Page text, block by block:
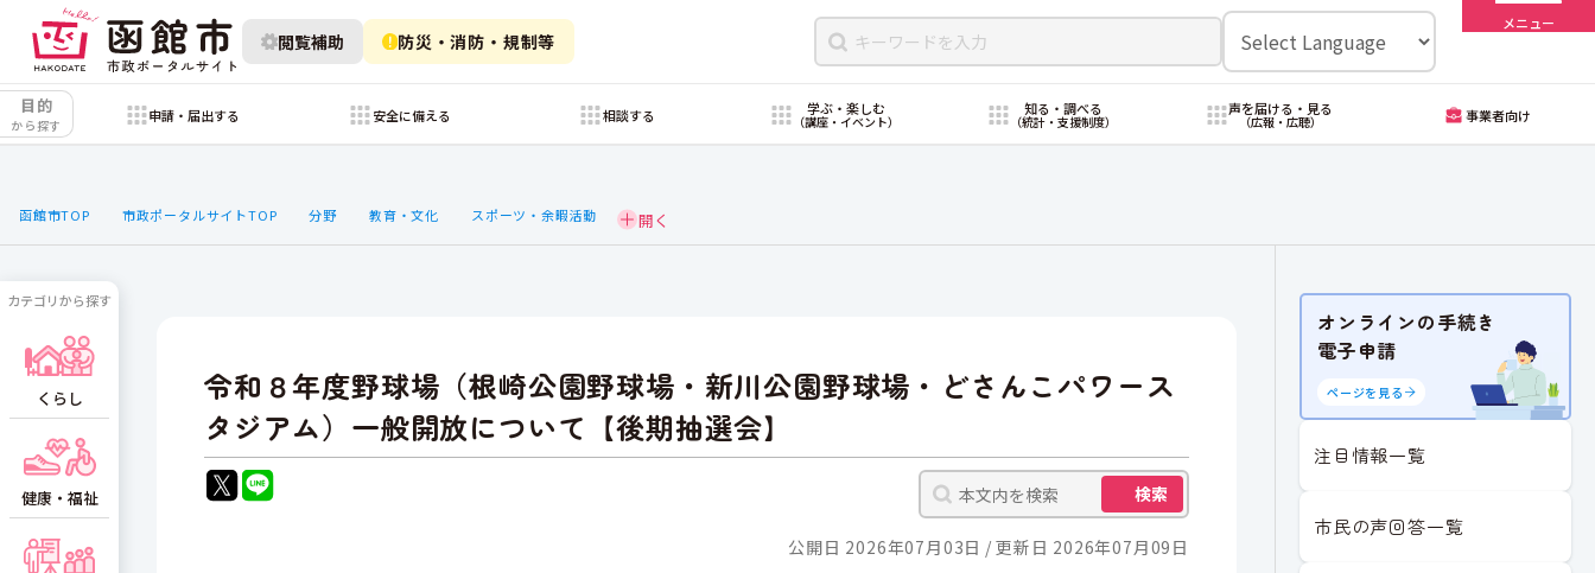
閲覧補助 防災・消防・規制等
メニュー
目的
から探す
申請・届出する 安全に備える 相談する 学ぶ・楽しむ
（講座・イベント）
知る・調べる
（統計・支援制度）
声を届ける・見る
（広報・広聴） 事業者向け
函館市TOP 市政ポータルサイトTOP 分野 教育・文化 スポーツ・余暇活動
令和８年度野球場（根崎公園野球場・新川公園野球場・どさんこパワース
タジアム）一般開放について【後期抽選会】
検索
公開日 2026年07月03日 更新日 2026年07月09日
カテゴリから探す
くらし
健康・福祉
オンラインの手続き
電子申請
ページを見る
注目情報一覧
市民の声回答一覧